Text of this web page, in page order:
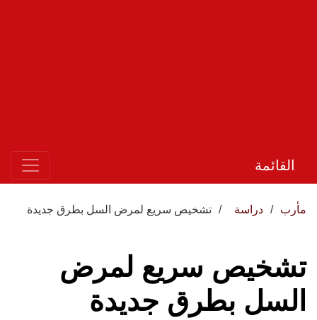
القائمة
مأرب دراسة تشخيص سريع لمرض السل بطرق جديدة
تشخيص سريع لمرض
السل بطرق جديدة